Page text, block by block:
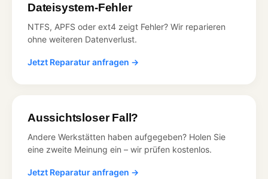
Dateisystem-Fehler
NTFS, APFS oder ext4 zeigt Fehler? Wir reparieren
ohne weiteren Datenverlust.
Jetzt Reparatur anfragen →
Aussichtsloser Fall?
Andere Werkstätten haben aufgegeben? Holen Sie
eine zweite Meinung ein – wir prüfen kostenlos.
Jetzt Reparatur anfragen →